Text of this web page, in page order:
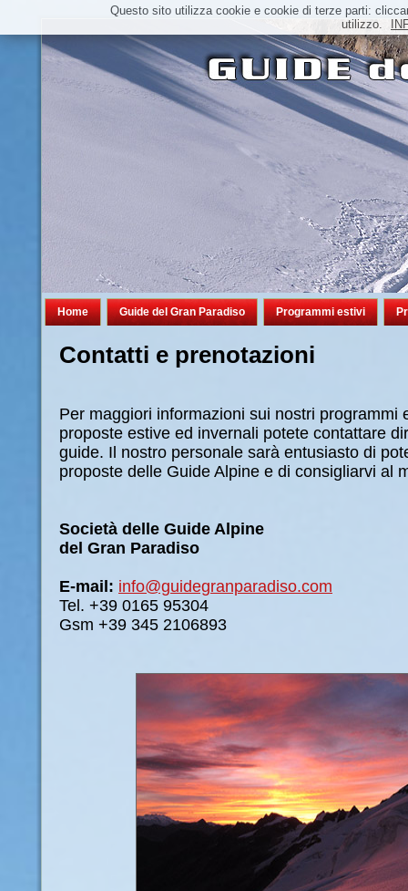
Home Guide del Gran Paradiso Programmi estivi
Contatti e prenotazioni
Per maggiori informazioni sui nostri programmi
proposte estive ed invernali potete contattare
guide. Il nostro personale sarà entusiasto di
proposte delle Guide Alpine e di consigliarvi al
Società delle Guide Alpine
del Gran Paradiso
E-mail: info@guidegranparadiso.com
Tel. +39 0165 95304
Gsm +39 345 2106893
Questo sito utilizza cookie e cookie di terze parti:
utilizzo.